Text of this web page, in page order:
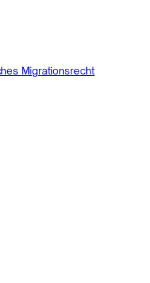
Migrationsrecht